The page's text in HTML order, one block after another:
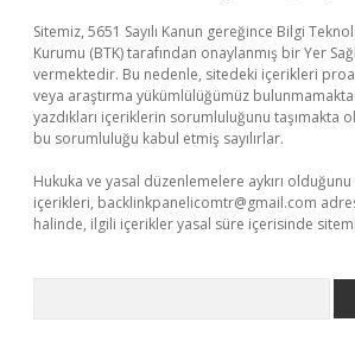
Sitemiz, 5651 Sayılı Kanun gereğince Bilgi
Kurumu (BTK) tarafından onaylanmış bir Yer
vermektedir. Bu nedenle, sitedeki içerikleri
veya araştırma yükümlülüğümüz
yazdıkları içeriklerin sorumluluğunu taşımakta
bu sorumluluğu kabul etmiş sayılırlar.
Hukuka ve yasal düzenlemelere aykırı
içerikleri, backlinkpanelicomtr@gmail.com
halinde, ilgili içerikler yasal süre içerisinde